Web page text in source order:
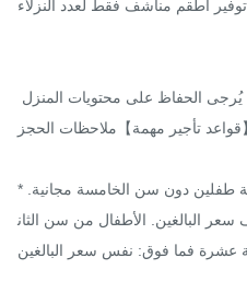
أطقم مناشف فقط لعدد النزلاء.
تأجير مهمة】ملاحظات الحجز
*بخصوص رسوم إقامة الأطفال: إقامة طفلين دون سن الخامسة مجانية.
البالغين. الأطفال من سن الثان
عشرة فما فوق: نفس سعر البالغين.